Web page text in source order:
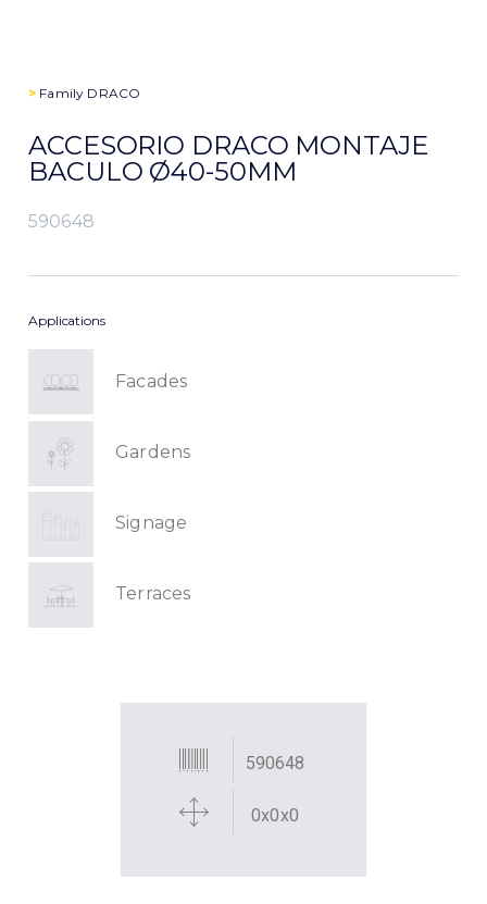
> Family DRACO
ACCESORIO DRACO MONTAJE
BACULO Ø40-50MM
590648
Applications
Facades
Gardens
Signage
Terraces
590648
0x0x0